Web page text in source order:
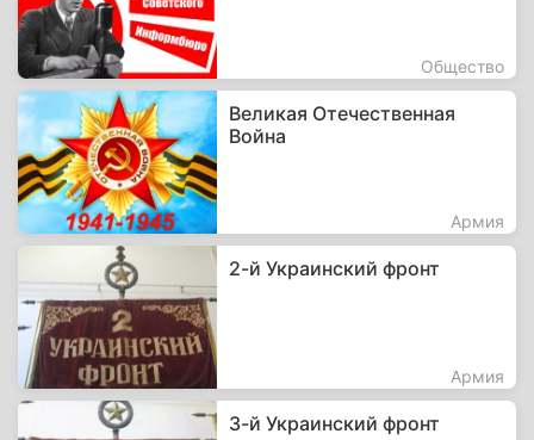
Общество
Великая Отечественная
Война
Армия
2-й Украинский фронт
Армия
3-й Украинский фронт